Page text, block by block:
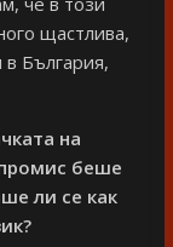
щастлива,
в България,
на
беше
ли се как